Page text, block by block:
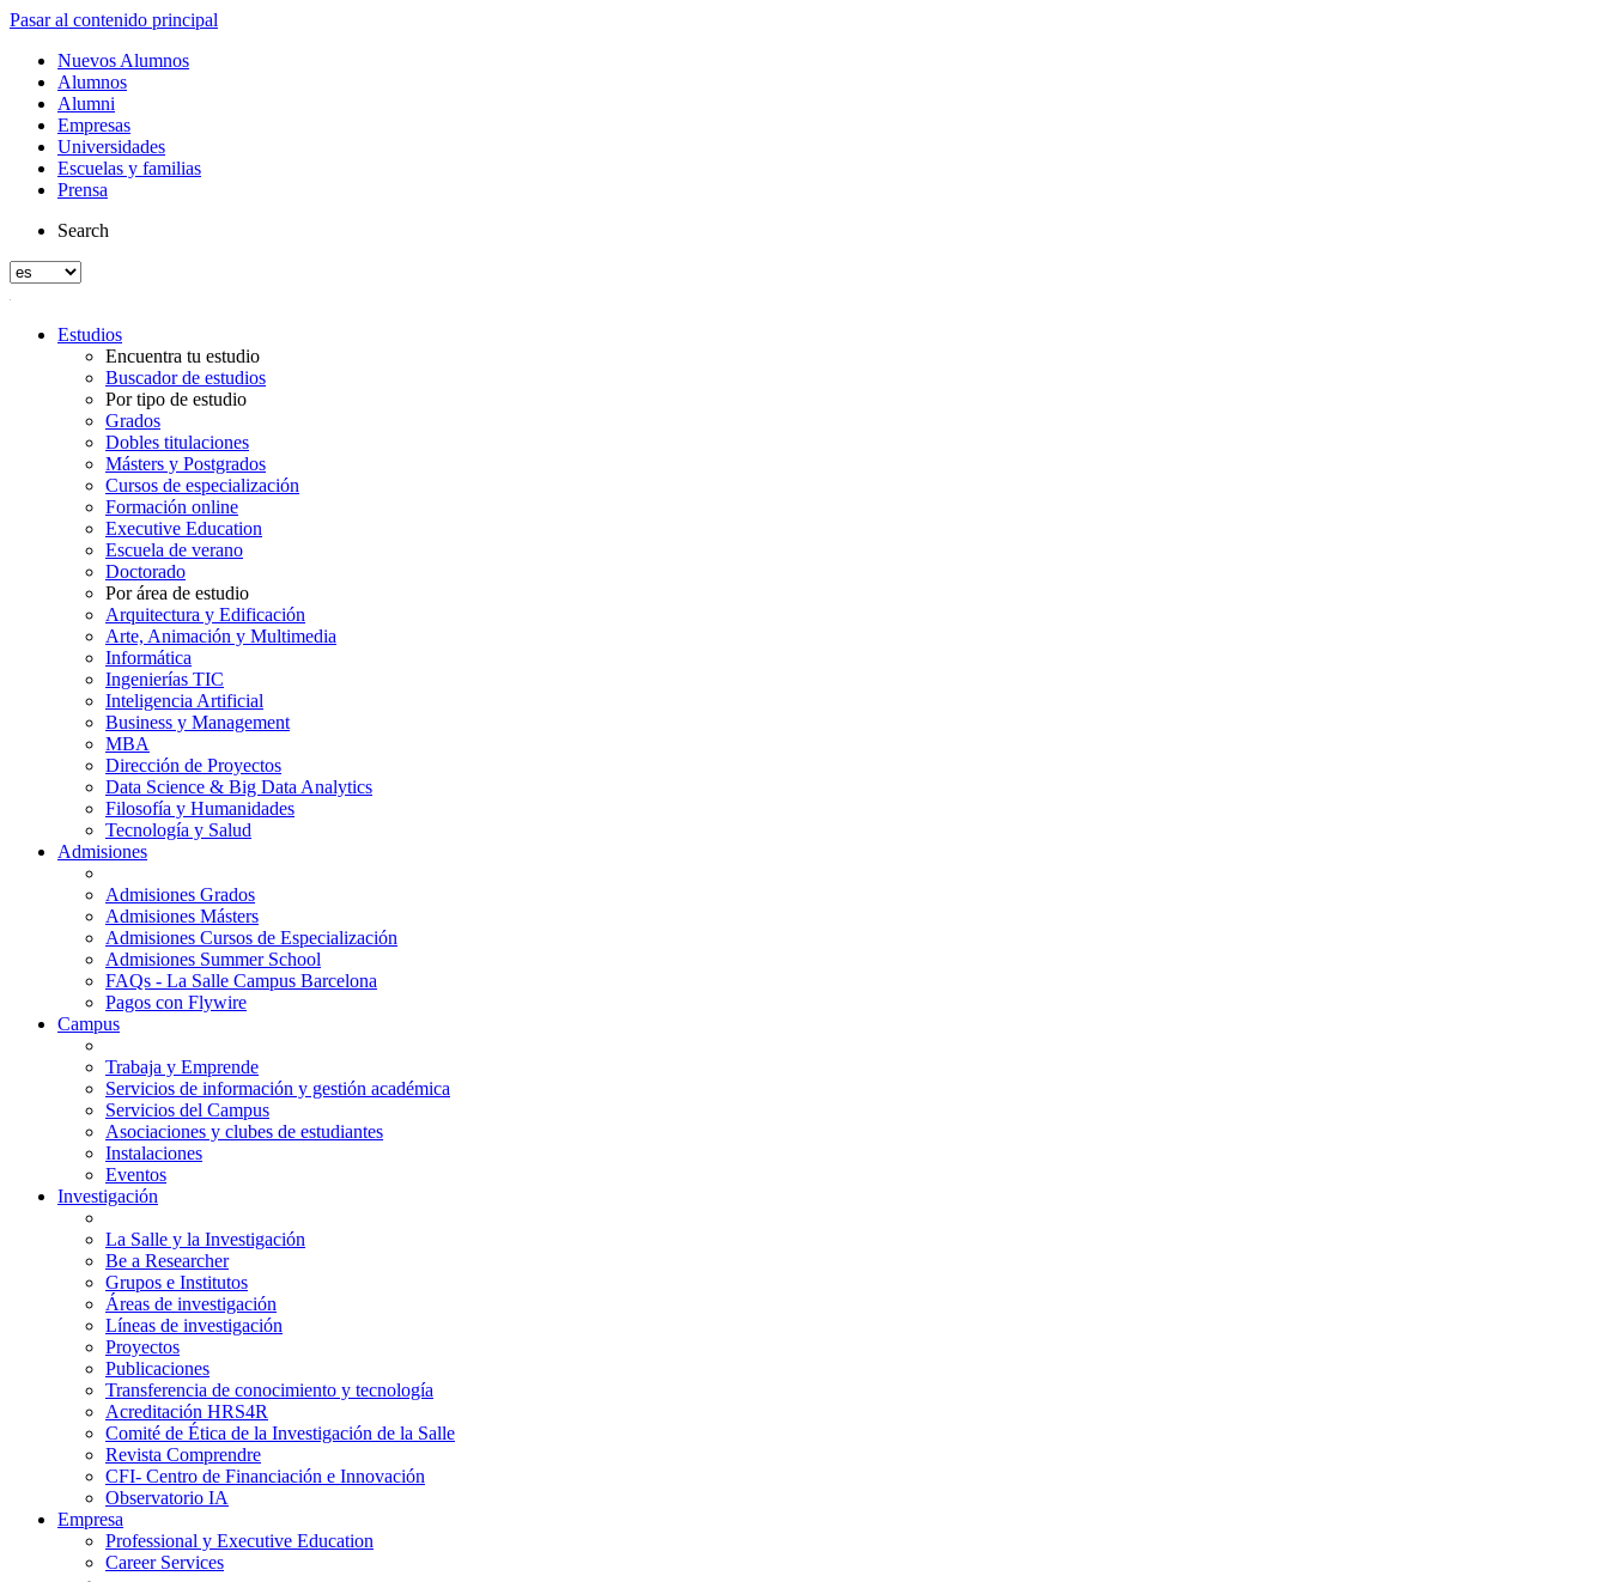
Pasar al contenido principal
Nuevos Alumnos
Alumnos
Alumni
Empresas
Universidades
Escuelas y familias
Prensa
Search
Estudios
Encuentra tu estudio
Buscador de estudios
Por tipo de estudio
Grados
Dobles titulaciones
Másters y Postgrados
Cursos de especialización
Formación online
Executive Education
Escuela de verano
Doctorado
Por área de estudio
Arquitectura y Edificación
Arte, Animación y Multimedia
Informática
Ingenierías TIC
Inteligencia Artificial
Business y Management
MBA
Dirección de Proyectos
Data Science & Big Data Analytics
Filosofía y Humanidades
Tecnología y Salud
Admisiones
Admisiones Grados
Admisiones Másters
Admisiones Cursos de Especialización
Admisiones Summer School
FAQs - La Salle Campus Barcelona
Pagos con Flywire
Campus
Trabaja y Emprende
Servicios de información y gestión académica
Servicios del Campus
Asociaciones y clubes de estudiantes
Instalaciones
Eventos
Investigación
La Salle y la Investigación
Be a Researcher
Grupos e Institutos
Áreas de investigación
Líneas de investigación
Proyectos
Publicaciones
Transferencia de conocimiento y tecnología
Acreditación HRS4R
Comité de Ética de la Investigación de la Salle
Revista Comprendre
CFI- Centro de Financiación e Innovación
Observatorio IA
Empresa
Professional y Executive Education
Career Services